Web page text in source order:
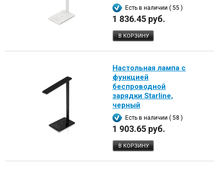
Есть в наличии ( 55 )
1 836.45 руб.
В КОРЗИНУ
Настольная лампа с
функцией
беспроводной
зарядки Starline,
черный
Есть в наличии ( 58 )
1 903.65 руб.
В КОРЗИНУ